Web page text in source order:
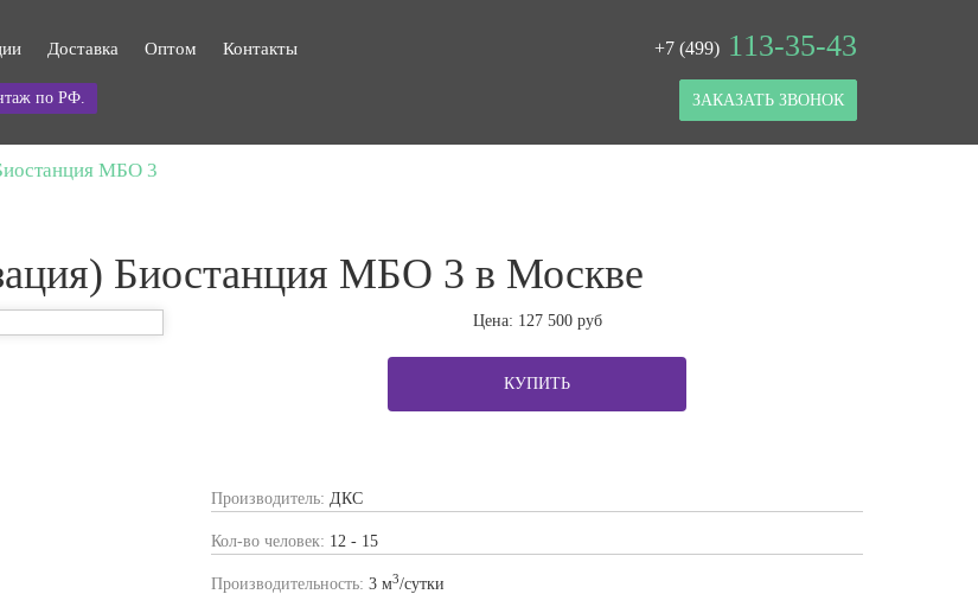
Доставка Оптом Контакты
по РФ.
+7 (499) 113-35-43
ЗАКАЗАТЬ ЗВОНОК
МБО 3
Биостанция МБО 3 в Москве
Цена: 127 500руб
КУПИТЬ
Производитель: ДКС
Кол-во человек: 12 - 15
Производительность: 3 м3/сутки